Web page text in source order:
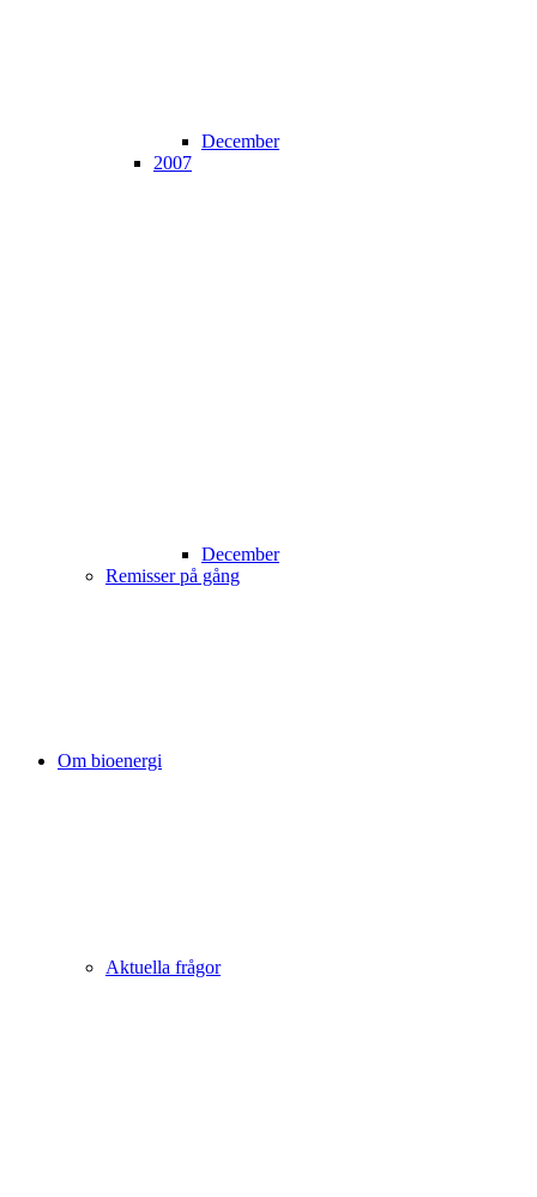
December
2007
December
Remisser på gång
Om bioenergi
Aktuella frågor